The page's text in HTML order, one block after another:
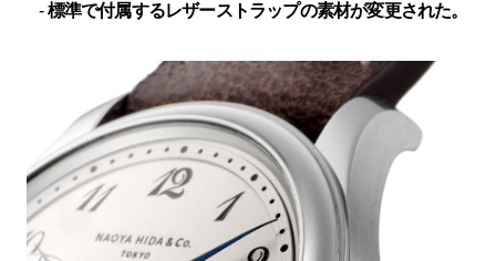
-標準で付属するレザーストラップの素材が変更された。